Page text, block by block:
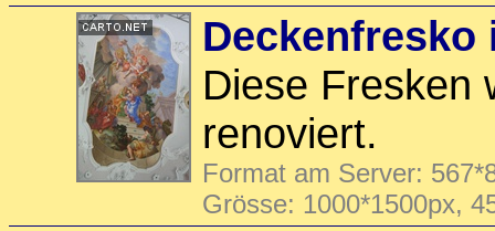
Deckenfresko
Diese Fresken
renoviert.
Format am Server:
Grösse: 1000*1500px,